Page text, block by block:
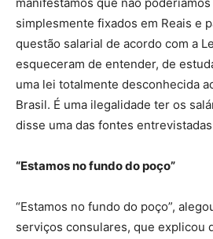
simplesmente fixados em Reais e
questão salarial de acordo com a
esqueceram de entender, de
uma lei totalmente desconhecida
Brasil. É uma ilegalidade ter os
disse uma das fontes
“Estamos no fundo do poço”
“Estamos no fundo do poço”,
serviços consulares, que explicou